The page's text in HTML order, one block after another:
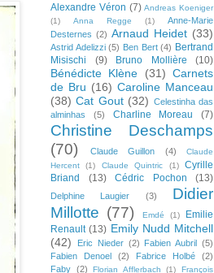
Alexandre Véron (7) Andreas Koeniger
(1)
Anna Regge (1)
Anne-Marie
Desternes (2) Arnaud Heidet (33)
Astrid Adelizzi (5) Ben Bert (4) Bertrand
Misischi
(9) Bruno Mollière (10)
Bénédicte Klène (31) Carnets
de Bru (16) Caroline Manceau
(38) Cat Gout (32) Celestinha das
alminhas
(5) Charline Moreau (7)
Christine Deschamps
(70)
Claude Guillon (4)
Claude
Hercent
(1) Claude Quintric (1)
Cyrille
Briand
(13) Cédric Pochon (13)
Delphine Laugier (3)
Didier
Millotte (77) Emdé (1)
Emilie
Renault (13) Emily Nudd Mitchell
(42)
Eric Nieder (2) Fabien Aubril (5)
Fabien Denoel
(2) Fabrice Holbé
(2)
Faby (2) Florian Afflerbach (1)
François